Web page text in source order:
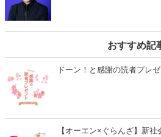
おすすめ記
ドーン！と感謝の読者プレゼ
【オーエン×ぐらんざ】新